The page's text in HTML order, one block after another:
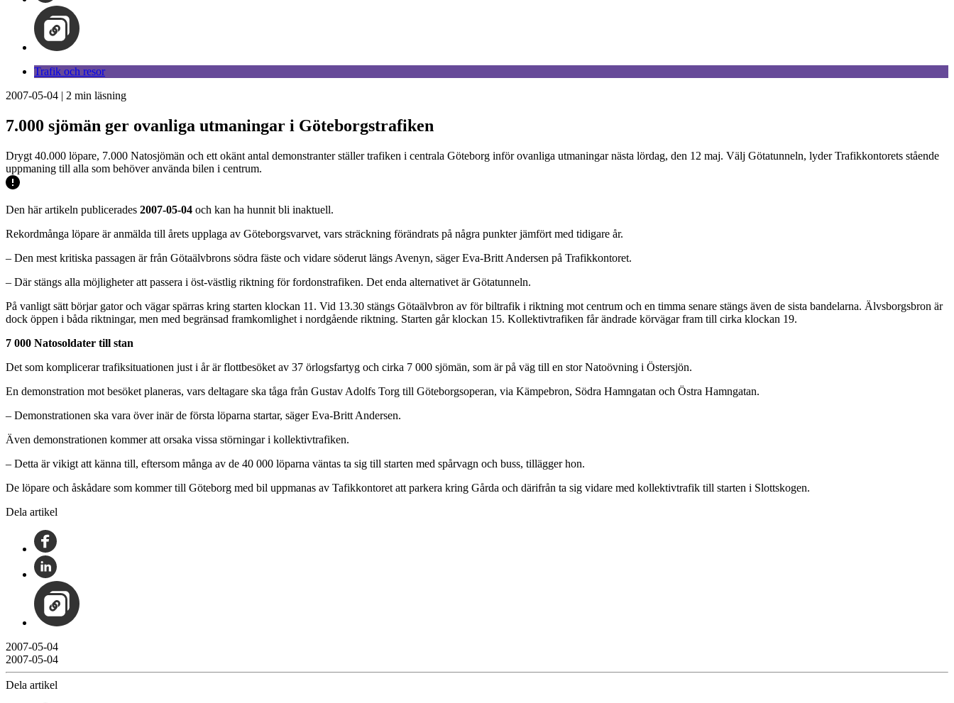
Trafik och resor
2007-05-04 | 2 min läsning
7.000 sjömän ger ovanliga utmaningar i Göteborgstrafiken
Drygt 40.000 löpare, 7.000 Natosjömän och ett okänt antal demonstranter ställer trafiken i centrala Göteborg inför ovanliga utmaningar nästa lördag, den 12 maj. Välj Götatunneln, lyder Trafikkontorets stående
uppmaning till alla som behöver använda bilen i centrum.
Den här artikeln publicerades 2007-05-04 och kan ha hunnit bli inaktuell.
Rekordmånga löpare är anmälda till årets upplaga av Göteborgsvarvet, vars sträckning förändrats på några punkter jämfört med tidigare år.
– Den mest kritiska passagen är från Götaälvbrons södra fäste och vidare söderut längs Avenyn, säger Eva-Britt Andersen på Trafikkontoret.
– Där stängs alla möjligheter att passera i öst-västlig riktning för fordonstrafiken. Det enda alternativet är Götatunneln.
På vanligt sätt börjar gator och vägar spärras kring starten klockan 11. Vid 13.30 stängs Götaälvbron av för biltrafik i riktning mot centrum och en timma senare stängs även de sista bandelarna. Älvsborgsbron är
dock öppen i båda riktningar, men med begränsad framkomlighet i nordgående riktning. Starten går klockan 15. Kollektivtrafiken får ändrade körvägar fram till cirka klockan 19.
7 000 Natosoldater till stan
Det som komplicerar trafiksituationen just i år är flottbesöket av 37 örlogsfartyg och cirka 7 000 sjömän, som är på väg till en stor Natoövning i Östersjön.
En demonstration mot besöket planeras, vars deltagare ska tåga från Gustav Adolfs Torg till Göteborgsoperan, via Kämpebron, Södra Hamngatan och Östra Hamngatan.
– Demonstrationen ska vara över inär de första löparna startar, säger Eva-Britt Andersen.
Även demonstrationen kommer att orsaka vissa störningar i kollektivtrafiken.
– Detta är vikigt att känna till, eftersom många av de 40 000 löparna väntas ta sig till starten med spårvagn och buss, tillägger hon.
De löpare och åskådare som kommer till Göteborg med bil uppmanas av Tafikkontoret att parkera kring Gårda och därifrån ta sig vidare med kollektivtrafik till starten i Slottskogen.
Dela artikel
2007-05-04
2007-05-04
Dela artikel